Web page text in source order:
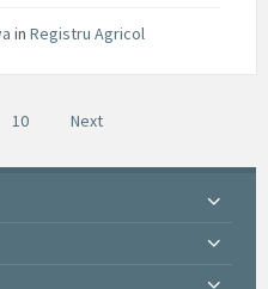
in Registru Agricol
10 Next